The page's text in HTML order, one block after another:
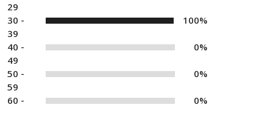
29
30 -
39
100%
40 -
49
0%
50 -
59
0%
60 - 0%